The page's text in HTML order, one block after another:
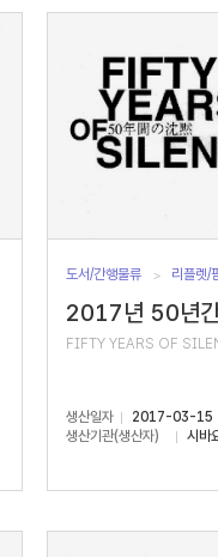
도서/간행물류 리플렛/
2017년 50년
FIFTY YEARS OF
생산일자
2017-03-15
생산기관(생산자)
시바